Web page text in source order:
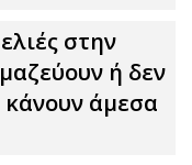
στην
ή δεν
κάνουν άμεσα